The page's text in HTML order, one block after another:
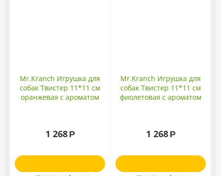
Mr.Kranch Игрушка для
собак Твистер 11*11 см
оранжевая с ароматом
1 268 Р
Mr.Kranch Игрушка для
собак Твистер 11*11 см
фиолетовая с ароматом
1 268 Р